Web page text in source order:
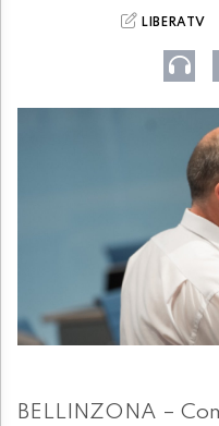
LIBERATV
BELLINZONA –